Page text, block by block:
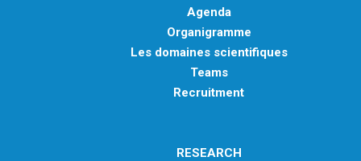
Agenda
Organigramme
Les domaines scientifiques
Teams
Recruitment
RESEARCH